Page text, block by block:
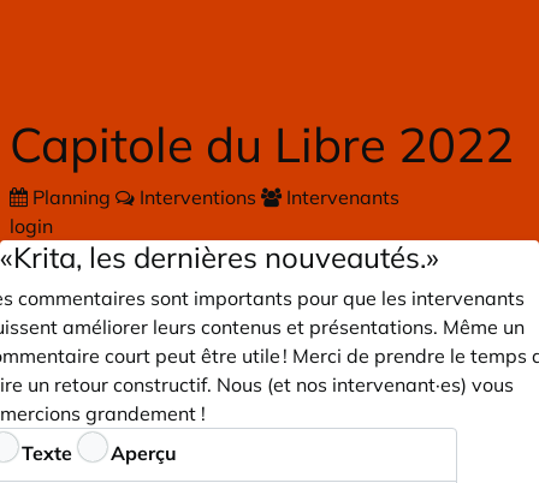
Capitole du Libre 2022
Planning Interventions
Intervenants
login
«Krita, les dernières nouveautés.»
commentaires sont importants pour que les intervenants
améliorer leurs contenus et présentations. Même un
court peut être utile ! Merci de prendre le temps
un retour constructif. Nous (et nos intervenant·es) vous
grandement !
Texte Aperçu